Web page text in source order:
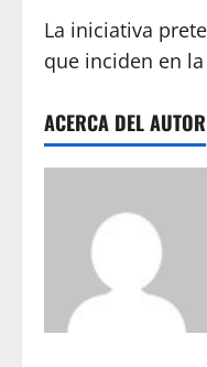
La iniciativa
que inciden en
ACERCA DEL AUTOR